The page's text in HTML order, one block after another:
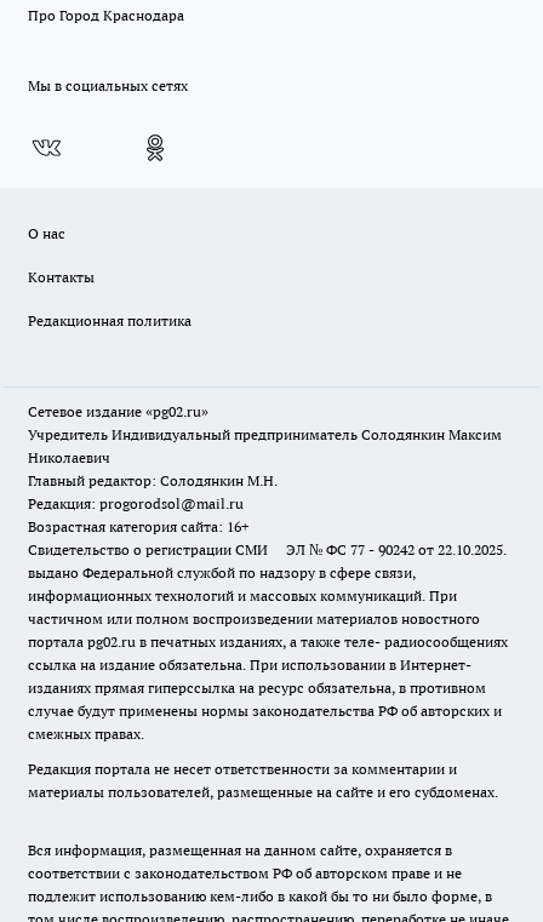
Про Город Краснодара
Мы в социальных сетях
О нас
Контакты
Редакционная политика
Сетевое издание «pg02.ru»
Учредитель Индивидуальный предприниматель Солодянкин Максим
Николаевич
Главный редактор: Солодянкин М.Н.
Редакция: progorodsol@mail.ru
Возрастная категория сайта: 16+
Свидетельство о регистрации СМИ ЭЛ № ФС 77 - 90242 от 22.10.2025.
выдано Федеральной службой по надзору в сфере связи,
информационных технологий и массовых коммуникаций. При
частичном или полном воспроизведении материалов новостного
портала pg02.ru в печатных изданиях, а также теле- радиосообщениях
ссылка на издание обязательна. При использовании в Интернет-
изданиях прямая гиперссылка на ресурс обязательна, в противном
случае будут применены нормы законодательства РФ об авторских и
смежных правах.
Редакция портала не несет ответственности за комментарии и
материалы пользователей, размещенные на сайте и его субдоменах.
Вся информация, размещенная на данном сайте, охраняется в
соответствии с законодательством РФ об авторском праве и не
подлежит использованию кем-либо в какой бы то ни было форме, в